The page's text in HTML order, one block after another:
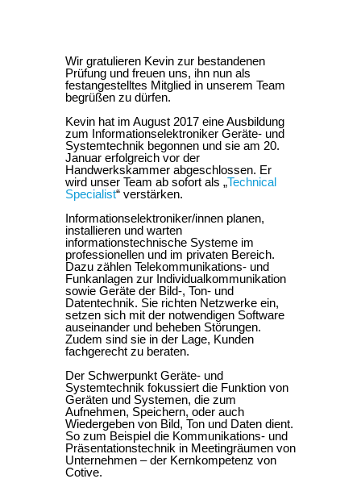
Wir gratulieren Kevin zur bestandenen
Prüfung und freuen uns, ihn nun als
festangestelltes Mitglied in unserem Team
begrüßen zu dürfen.
Kevin hat im August 2017 eine Ausbildung
zum Informationselektroniker Geräte- und
Systemtechnik begonnen und sie am 20.
Januar erfolgreich vor der
Handwerkskammer abgeschlossen. Er
wird unser Team ab sofort als „Technical
Specialist“ verstärken.
Informationselektroniker/innen planen,
installieren und warten
informationstechnische Systeme im
professionellen und im privaten Bereich.
Dazu zählen Telekommunikations- und
Funkanlagen zur Individualkommunikation
sowie Geräte der Bild-, Ton- und
Datentechnik. Sie richten Netzwerke ein,
setzen sich mit der notwendigen Software
auseinander und beheben Störungen.
Zudem sind sie in der Lage, Kunden
fachgerecht zu beraten.
Der Schwerpunkt Geräte- und
Systemtechnik fokussiert die Funktion von
Geräten und Systemen, die zum
Aufnehmen, Speichern, oder auch
Wiedergeben von Bild, Ton und Daten dient.
So zum Beispiel die Kommunikations- und
Präsentationstechnik in Meetingräumen von
Unternehmen – der Kernkompetenz von
Cotive.